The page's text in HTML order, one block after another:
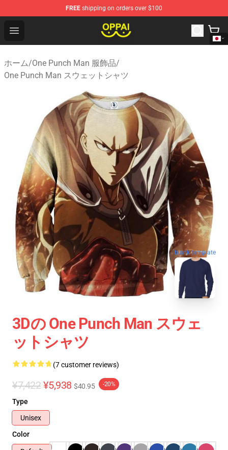
FREE shipping on orders over $100
Open menu
Oppai Store - Official Oppai Merchandise Shop
ホーム/One Punch Man 服飾品/
One Punch Man スウェットシャツ
blank template
3Dの One Punch Man スウェ
ットシャツ
(7 customer reviews)
¥7,422 ¥5,938 $40.95 -20%
Type
Unisex
Color